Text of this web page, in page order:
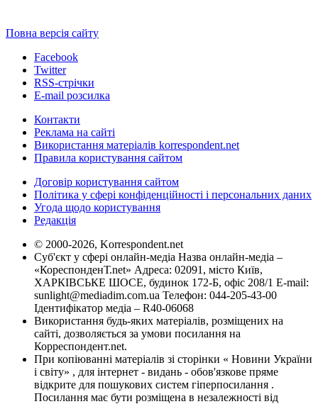
Повна версія сайту
Facebook
Twitter
RSS-стрічки
E-mail розсилка
Контакти
Реклама на сайті
Використання матеріалів korrespondent.net
Правила користування сайтом
Договір користування сайтом
Політика у сфері конфіденційності і персональних даних
Угода щодо користування
Редакція
© 2000-2026, Korrespondent.net
Суб'єкт у сфері онлайн-медіа Назва онлайн-медіа –
«КореспонденТ.net» Адреса: 02091, місто Київ,
ХАРКІВСЬКЕ ШОСЕ, будинок 172-Б, офіс 208/1 E-mail:
sunlight@mediadim.com.ua Телефон: 044-205-43-00
Ідентифікатор медіа – R40-06068
Використання будь-яких матеріалів, розміщених на
сайті, дозволяється за умови посилання на
Корреспондент.net.
При копіюванні матеріалів зі сторінки « Новини України
і світу» , для інтернет - видань - обов'язкове пряме
відкрите для пошукових систем гіперпосилання .
Посилання має бути розміщена в незалежності від